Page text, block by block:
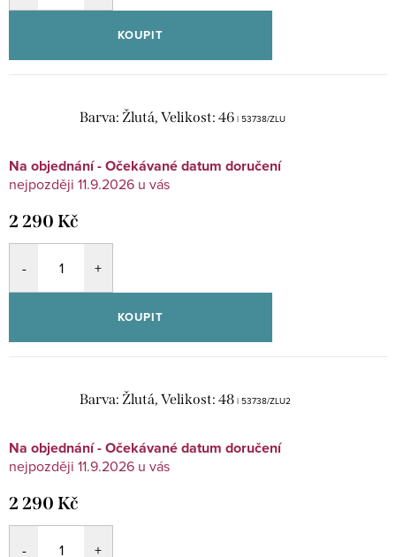
KOUPIT
Barva: Žlutá, Velikost: 46 | 53738/ZLU
Na objednání - Očekávané datum doručení
11.9.2026
2 290 Kč
KOUPIT
Barva: Žlutá, Velikost: 48 | 53738/ZLU2
Na objednání - Očekávané datum doručení
11.9.2026
2 290 Kč